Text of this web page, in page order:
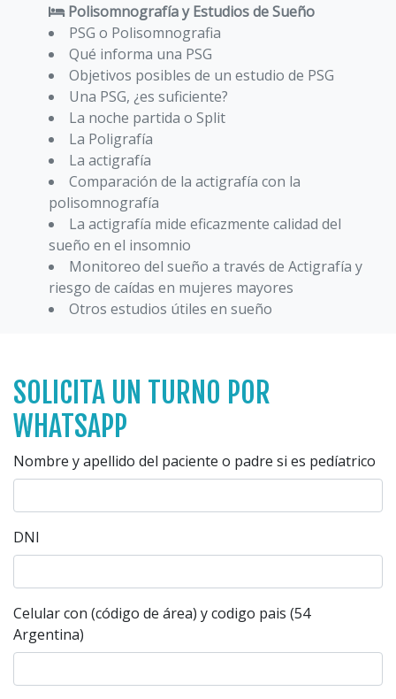
Polisomnografía y Estudios de Sueño
PSG o Polisomnografia
Qué informa una PSG
Objetivos posibles de un estudio de PSG
Una PSG, ¿es suficiente?
La noche partida o Split
La Poligrafía
La actigrafía
Comparación de la actigrafía con la
polisomnografía
La actigrafía mide eficazmente calidad del
sueño en el insomnio
Monitoreo del sueño a través de Actigrafía y
riesgo de caídas en mujeres mayores
Otros estudios útiles en sueño
SOLICITA UN TURNO POR
WHATSAPP
Nombre y apellido del paciente o padre si es pedíatrico
DNI
Celular con (código de área) y codigo pais (54
Argentina)